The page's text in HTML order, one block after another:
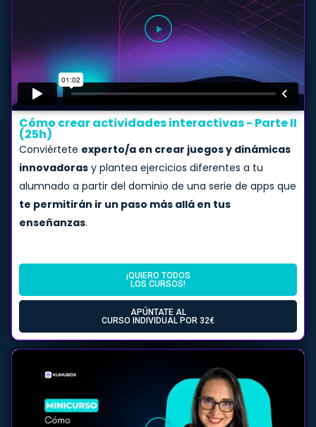
Cómo crear actividades interactivas - Parte II
(25h)
Conviértete experto/a en crear juegos y dinámicas
innovadoras y plantea ejercicios diferentes a tu
alumnado a partir del dominio de una serie de apps que
te permitirán ir un paso más allá en tus
enseñanzas.
¡QUIERO TODOS
LOS CURSOS!
APÚNTATE AL
CURSO INDIVIDUAL POR 32€